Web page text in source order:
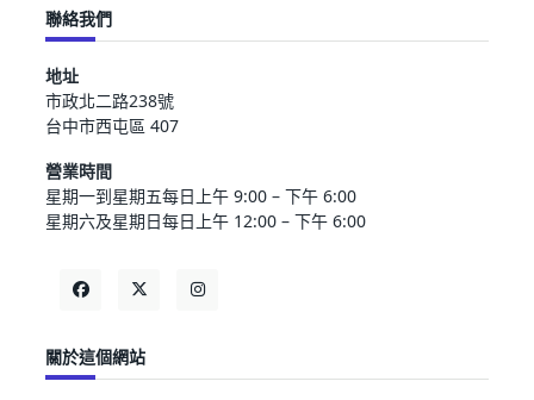
聯絡我們
地址
市政北二路238號
台中市西屯區 407
營業時間
星期一到星期五每日上午 9:00 – 下午 6:00
星期六及星期日每日上午 12:00 – 下午 6:00
關於這個網站